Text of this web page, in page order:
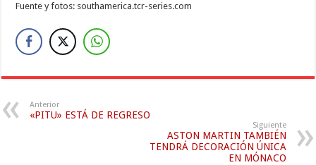
Fuente y fotos: southamerica.tcr-series.com
Anterior
«PITU» ESTÁ DE REGRESO
Siguiente
ASTON MARTIN TAMBIÉN
TENDRÁ DECORACIÓN ÚNICA
EN MÓNACO